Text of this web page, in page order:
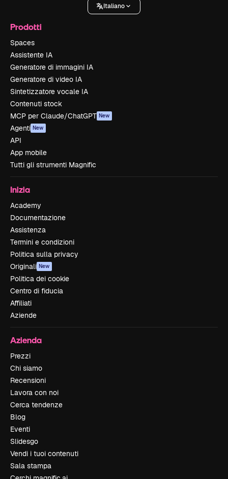
Italiano
Prodotti
Spaces
Assistente IA
Generatore di immagini IA
Generatore di video IA
Sintetizzatore vocale IA
Contenuti stock
MCP per Claude/ChatGPT New
Agenti New
API
App mobile
Tutti gli strumenti Magnific
Inizia
Academy
Documentazione
Assistenza
Termini e condizioni
Politica sulla privacy
Originali New
Politica dei cookie
Centro di fiducia
Affiliati
Aziende
Azienda
Prezzi
Chi siamo
Recensioni
Lavora con noi
Cerca tendenze
Blog
Eventi
Slidesgo
Vendi i tuoi contenuti
Sala stampa